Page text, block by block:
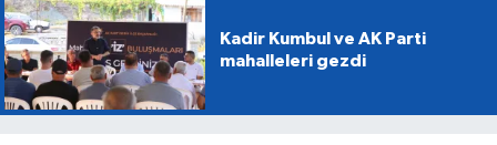
Kadir Kumbul ve AK Parti
mahalleleri gezdi